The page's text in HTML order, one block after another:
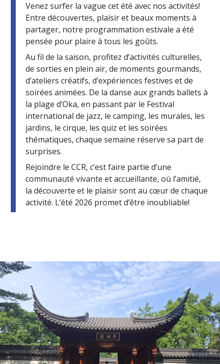
Venez surfer la vague cet été avec nos activités!
Entre découvertes, plaisir et beaux moments à
partager, notre programmation estivale a été
pensée pour plaire à tous les goûts.
Au fil de la saison, profitez d’activités culturelles,
de sorties en plein air, de moments gourmands,
d’ateliers créatifs, d’expériences festives et de
soirées animées. De la danse aux grands ballets à
la plage d’Oka, en passant par le Festival
international de jazz, le camping, les murales, les
jardins, le cirque, les quiz et les soirées
thématiques, chaque semaine réserve sa part de
surprises.
Rejoindre le CCR, c’est faire partie d’une
communauté vivante et accueillante, où l’amitié,
la découverte et le plaisir sont au cœur de chaque
activité. L’été 2026 promet d’être inoubliable!